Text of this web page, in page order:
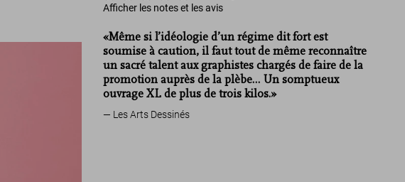
Afficher les notes et les avis
«Même si l’idéologie d’un régime dit fort est
soumise à caution, il faut tout de même reconnaître
un sacré talent aux graphistes chargés de faire de la
promotion auprès de la plèbe… Un somptueux
ouvrage XL de plus de trois kilos.»
Les Arts Dessinés